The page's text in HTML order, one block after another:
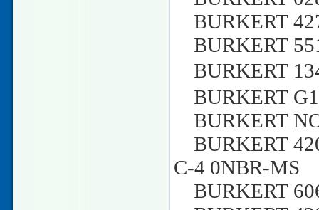
BURKERT
BURKERT
BURKERT
BURKERT
BURKERT
BURKERT
C-4 0NBR-MS
BURKERT